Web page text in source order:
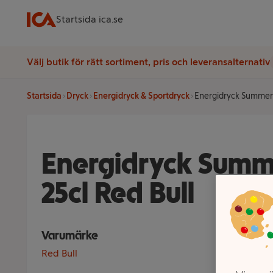
Startsida ica.se
Välj butik för rätt sortiment, pris och leveransalternativ
Startsida Dryck Energidryck & Sportdryck Energidryck
Energidryck
25cl Red Bull
Varumärke
Red Bull